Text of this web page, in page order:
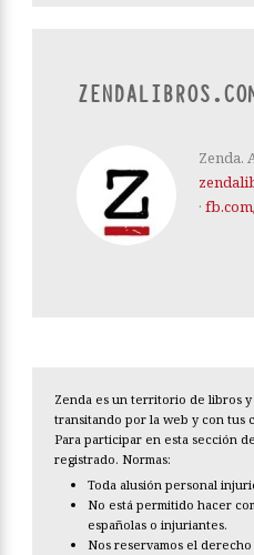
Zenda.
·
Zenda es un territorio de libros y
transitando por la web y con tus
Para participar en esta sección
registrado. Normas:
Toda alusión personal
No está permitido hacer
españolas o injuriantes.
Nos reservamos el